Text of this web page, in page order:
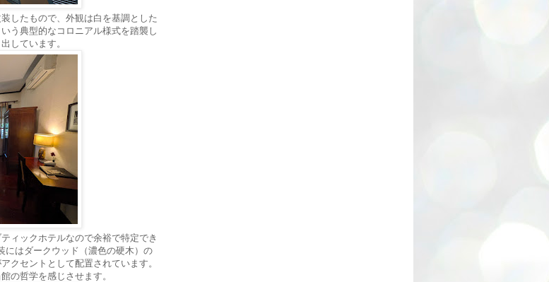
したもので、外観は白を基調とした
う典型的なコロニアル様式を踏襲し
しています。
ィックホテルなので余裕で特定でき
にはダークウッド（濃色の硬木）の
クセントとして配置されています。
の哲学を感じさせます。